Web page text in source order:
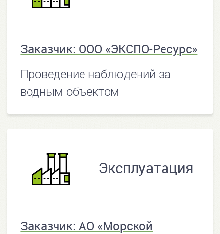
Заказчик: ООО «ЭКСПО-Ресурс»
Проведение наблюдений за
водным объектом
Эксплуатация
Заказчик: АО «Морской